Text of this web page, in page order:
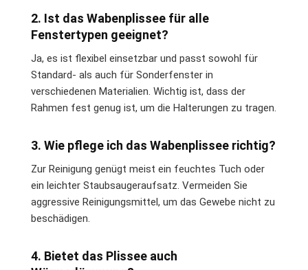
2. Ist das Wabenplissee für alle
Fenstertypen geeignet?
Ja, es ist flexibel einsetzbar und passt sowohl für
Standard- als auch für Sonderfenster in
verschiedenen Materialien. Wichtig ist, dass der
Rahmen fest genug ist, um die Halterungen zu tragen.
3. Wie pflege ich das Wabenplissee richtig?
Zur Reinigung genügt meist ein feuchtes Tuch oder
ein leichter Staubsaugeraufsatz. Vermeiden Sie
aggressive Reinigungsmittel, um das Gewebe nicht zu
beschädigen.
4. Bietet das Plissee auch